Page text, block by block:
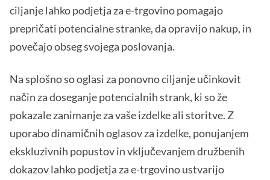
ciljanje lahko podjetja za e-trgovino pomagajo
prepričati potencialne stranke, da opravijo nakup, in
povečajo obseg svojega poslovanja.
Na splošno so oglasi za ponovno ciljanje učinkovit
način za doseganje potencialnih strank, ki so že
pokazale zanimanje za vaše izdelke ali storitve. Z
uporabo dinamičnih oglasov za izdelke, ponujanjem
ekskluzivnih popustov in vključevanjem družbenih
dokazov lahko podjetja za e-trgovino ustvarijo